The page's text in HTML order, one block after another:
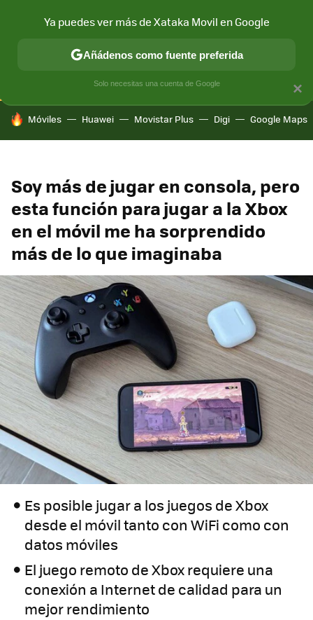
CONECTIVIDAD MÓVIL Y SOCIEDAD APLICACIONES
HOY SE HABLA DE
Móviles Huawei Movistar Plus Digi Google Maps
Soy más de jugar en consola, pero
esta función para jugar a la Xbox
en el móvil me ha sorprendido
más de lo que imaginaba
Es posible jugar a los juegos de Xbox
desde el móvil tanto con WiFi como con
datos móviles
El juego remoto de Xbox requiere una
conexión a Internet de calidad para un
mejor rendimiento
×
Ya puedes ver más de Xataka Movil en Google
Añádenos como fuente preferida
Solo necesitas una cuenta de Google